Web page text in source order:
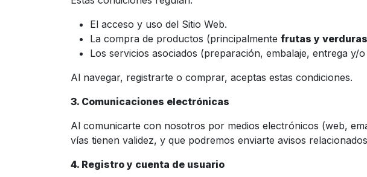
El acceso y uso del Sitio Web.
La compra de productos (principalmente frutas y
Los servicios asociados (preparación, embalaje, entrega y/
Al navegar, registrarte o comprar, aceptas estas condiciones.
3. Comunicaciones electrónicas
Al comunicarte con nosotros por medios electrónicos (web,
vías tienen validez, y que podremos enviarte avisos
4. Registro y cuenta de usuario